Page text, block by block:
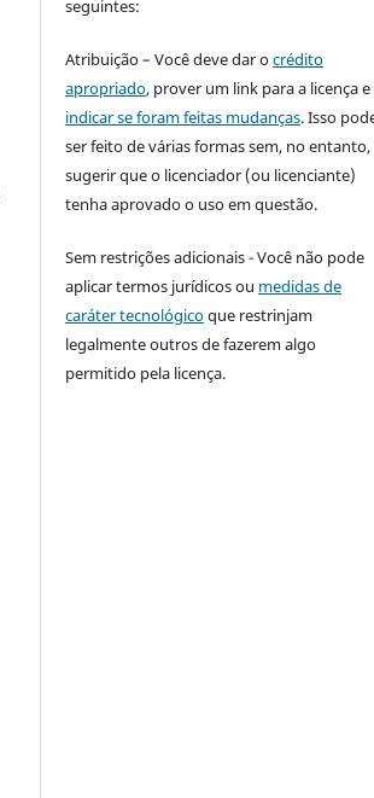
seguintes:
Atribuição – Você deve dar ocrédito
apropriado, prover um link para a licença e
indicar se foram feitas mudanças. Isso
ser feito de várias formas sem, no entanto,
sugerir que o licenciador (ou licenciante)
tenha aprovado o uso em questão.
Sem restrições adicionais - Você não pode
aplicar termos jurídicos ou medidas de
caráter tecnológicoque restrinjam
legalmente outros de fazerem algo
permitido pela licença.